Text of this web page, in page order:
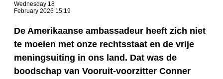
Wednesday 18
February 2026 15:19
De Amerikaanse ambassadeur heeft zich niet
te moeien met onze rechtsstaat en de vrije
meningsuiting in ons land. Dat was de
boodschap van Vooruit-voorzitter Conner